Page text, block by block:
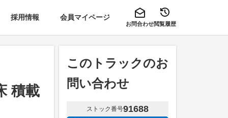
採用情報 会員マイページ
お問合わせ閲覧履歴
積載
このトラックのお
問い合わせ
ストック番号91688